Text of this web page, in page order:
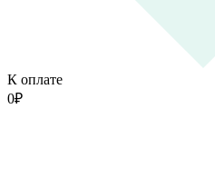
К оплате
0₽